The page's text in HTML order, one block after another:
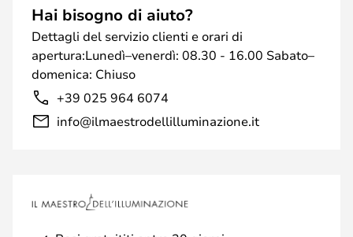
Hai bisogno di aiuto?
Dettagli del servizio clienti e orari di
apertura:Lunedì–venerdì: 08.30 - 16.00 Sabato–
domenica: Chiuso
+39 025 964 6074
info@ilmaestrodellilluminazione.it